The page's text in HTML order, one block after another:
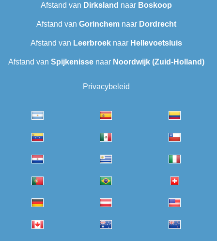
Afstand van Dirksland naar Boskoop
Afstand van Gorinchemnaar Dordrecht
Afstand van Leerbroeknaar Hellevoetsluis
Afstand van Spijkenissenaar Noordwijk (Zuid-Holland)
Privacybeleid